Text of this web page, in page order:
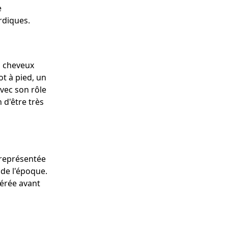
à pied, un
son rôle
d'être très
l'époque.
avant